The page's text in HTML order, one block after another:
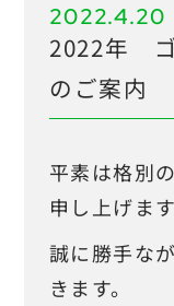
2022.4.20
2022年
のご案内
平素は格別
申し上げます
誠に勝手な
きます。
・商品紹介
・生産体制